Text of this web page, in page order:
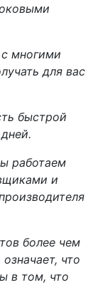
многими
для вас
быстрой
работаем
и
более чем
что
в том, что